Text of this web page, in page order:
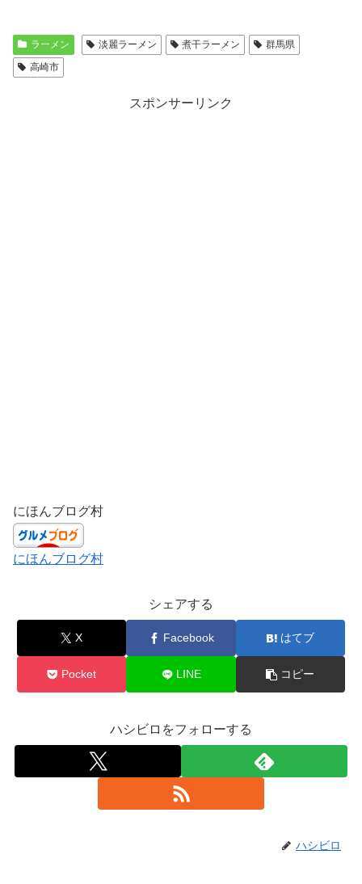
ラーメン 淡麗ラーメン 煮干ラーメン
群馬県
高崎市
スポンサーリンク
にほんブログ村
にほんブログ村
シェアする
X Facebook はてブ
Pocket LINE コピー
ハシビロをフォローする
ハシビロ